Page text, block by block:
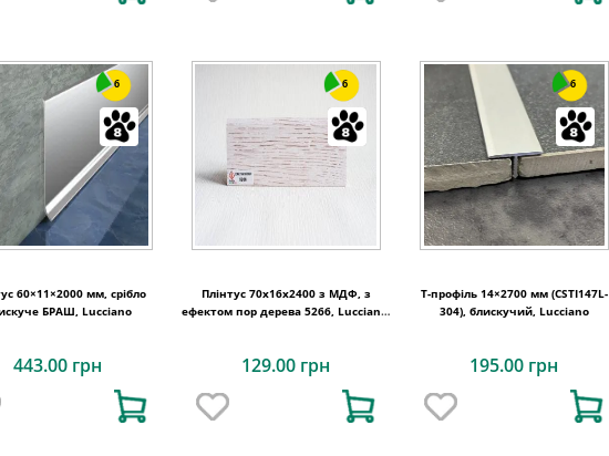
6
60×11×2000 мм, срібло
БРАШ, Lucciano
443.00 грн
6
Плінтус 70x16x2400 з МДФ, з
ефектом пор дерева 5266, Lucciano,
129.00 грн
6
T-профіль 14×2700 мм (CSTI147L-
304), блискучий, Lucciano
195.00 грн